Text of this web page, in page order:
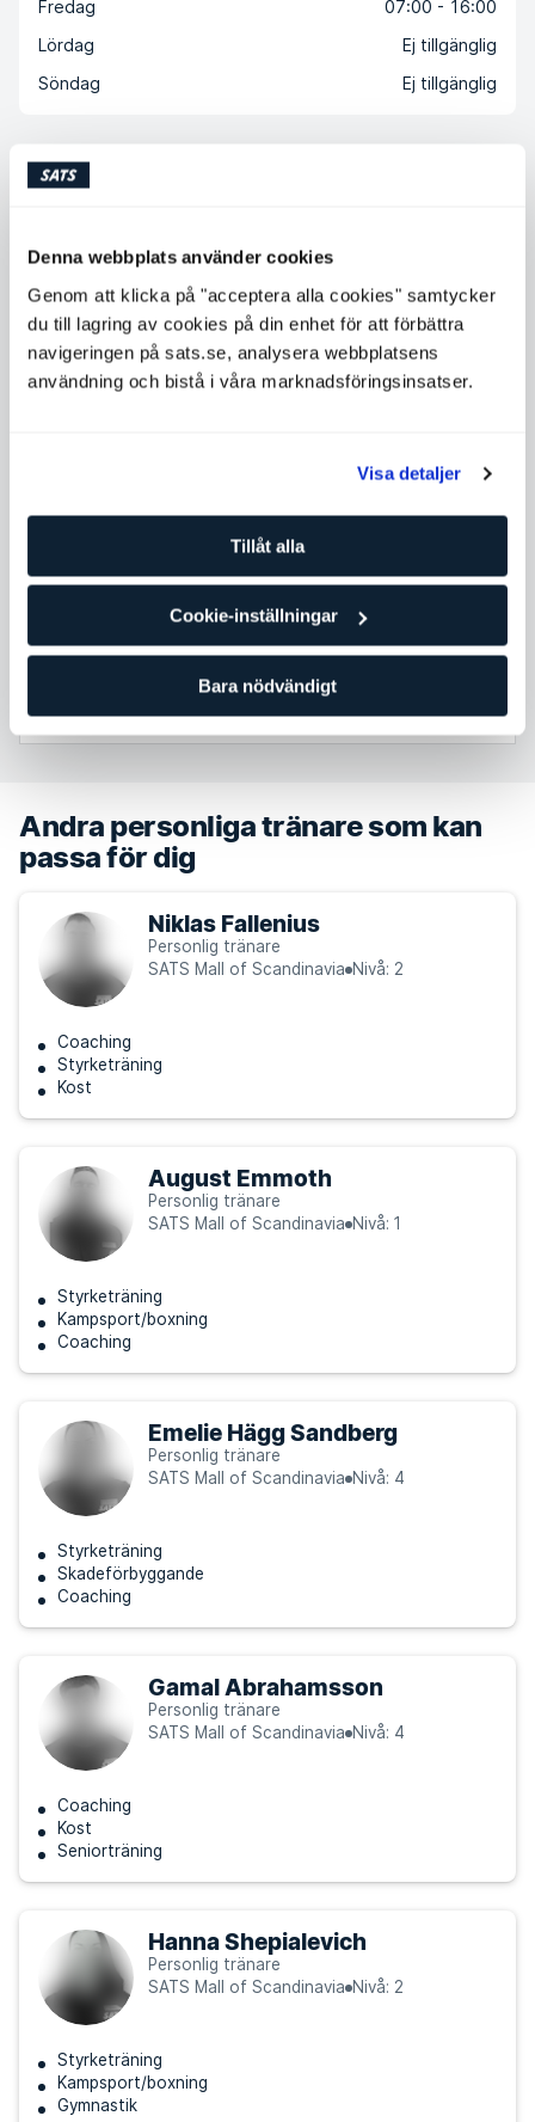
Denna webbplats använder cookies
Genom att klicka på "acceptera alla cookies" samtycker
du till lagring av cookies på din enhet för att förbättra
navigeringen på sats.se, analysera webbplatsens
användning och bistå i våra marknadsföringsinsatser.
Visa detaljer
Tillåt alla
Cookie-inställningar
Bara nödvändigt
Fredag
07:00 - 16:00
Lördag
Ej tillgänglig
Söndag
Ej tillgänglig
Testa mig i dessa klasser
Lör Sön Mån Tis Ons Tor Fre Lör Sön
16
Mån Tis
12:30 Hot Flexibility
med Ulrika Gustafson
Mall of Scandinavia
Andra personliga tränare som kan
passa för dig
Niklas Fallenius
Personlig tränare
SATS Mall of Scandinavia Nivå: 2
Coaching
Styrketräning
Kost
August Emmoth
Personlig tränare
SATS Mall of Scandinavia Nivå: 1
Styrketräning
Kampsport/boxning
Coaching
Emelie Hägg Sandberg
Personlig tränare
SATS Mall of Scandinavia Nivå: 4
Styrketräning
Skadeförbyggande
Coaching
Gamal Abrahamsson
Personlig tränare
SATS Mall of Scandinavia Nivå: 4
Coaching
Kost
Seniorträning
Hanna Shepialevich
Personlig tränare
SATS Mall of Scandinavia Nivå: 2
Styrketräning
Kampsport/boxning
Gymnastik